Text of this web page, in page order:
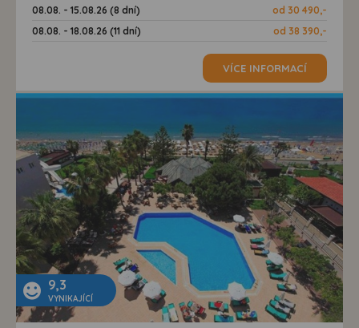
08.08. - 15.08.26 (8 dní)
od 30 490,-
08.08. - 18.08.26 (11 dní)
od 38 390,-
VÍCE INFORMACÍ
9,3
VYNIKAJÍCÍ